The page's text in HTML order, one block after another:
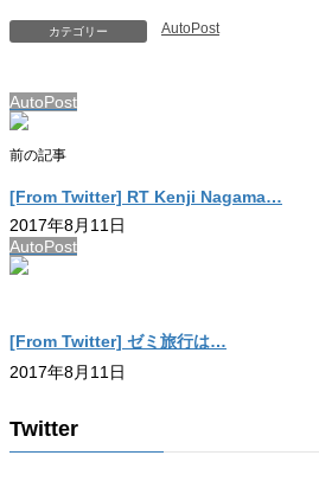
カテゴリー AutoPost
AutoPost
前の記事
[From Twitter] RT Kenji Nagama…
2017年8月11日
AutoPost
[From Twitter] ゼミ旅行は…
2017年8月11日
Twitter